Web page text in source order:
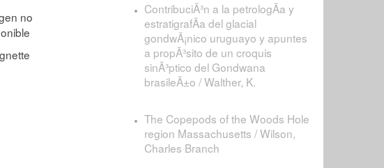
ContribuciÃ³n a la petrologÃ­a y
estratigrafÃ­a del glacial
gondwÃ¡nico uruguayo y apuntes
a propÃ³sito de un croquis
sinÃ³ptico del Gondwana
brasileÃ±o / Walther, K.
The Copepods of the Woods Hole
region Massachusetts / Wilson,
Charles Branch